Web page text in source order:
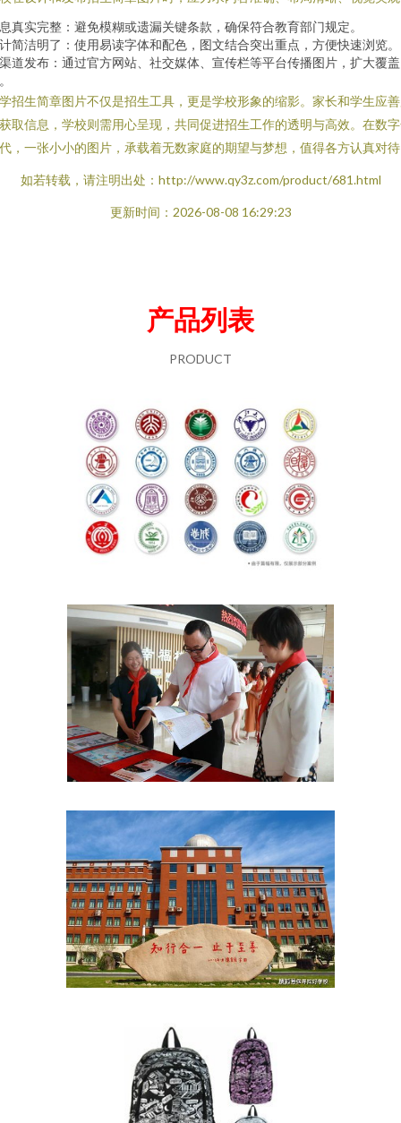
真实完整：避免模糊或遗漏关键条款，确保符合教育部门规定。
简洁明了：使用易读字体和配色，图文结合突出重点，方便快速浏览。
道发布：通过官方网站、社交媒体、宣传栏等平台传播图片，扩大覆盖
招生简章图片不仅是招生工具，更是学校形象的缩影。家长和学生应
取信息，学校则需用心呈现，共同促进招生工作的透明与高效。在数
，一张小小的图片，承载着无数家庭的期望与梦想，值得各方认真对
如若转载，请注明出处：http://www.qy3z.com/product/681.html
更新时间：2026-08-08 16:29:23
产品列表
PRODUCT